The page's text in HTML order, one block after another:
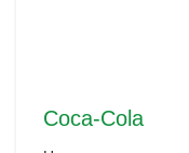
Coca-Cola